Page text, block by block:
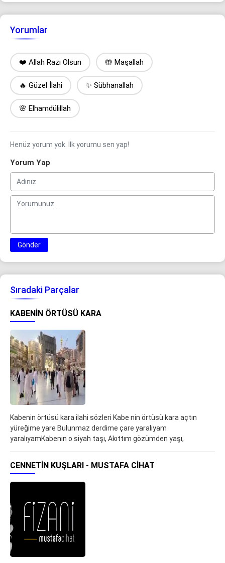
Yorumlar
❤️ Allah Razı Olsun 🤲 Maşallah
🔥 Güzel İlahi ✨ Sübhanallah
🌸 Elhamdülillah
Henüz yorum yok. İlk yorumu sen yap!
Yorum Yap
Gönder
Sıradaki Parçalar
KABENIN ÖRTÜSÜ KARA
Kabenin örtüsü kara ilahi sözleri Kabe nin örtüsü kara açtın
yüreğime yare Bulunmaz derdime çare yaralıyam
yaralıyamKabenin o siyah taşı, Akıttım gözümden yaşı,
CENNETIN KUŞLARI - MUSTAFA CIHAT